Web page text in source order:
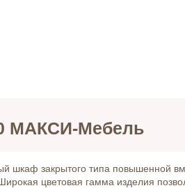
МАКСИ-Мебель
закрытого типа повышенной
цветовая гамма изделия